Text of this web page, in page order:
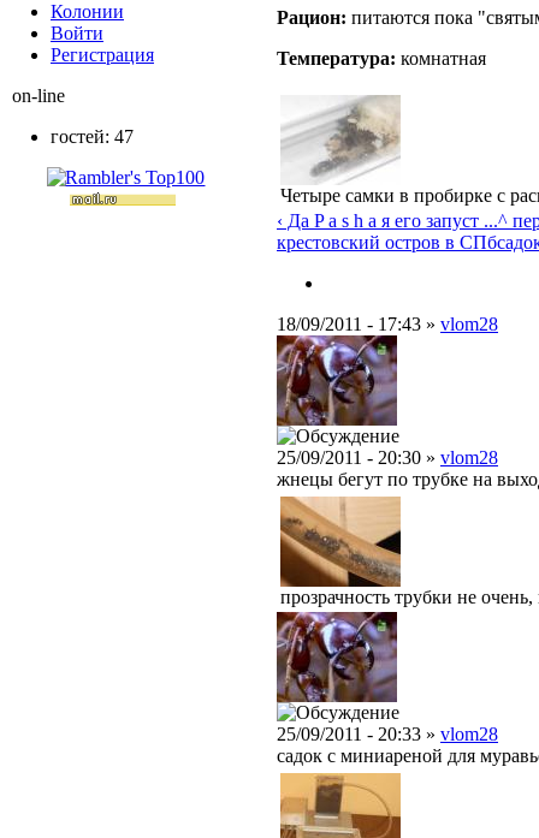
Рацион: питаются пока
Температура: комнатная
Четыре самки в пробирке с
‹ Да P a s h a я его запуст ...^
крестовский остров в СПб
18/09/2011 - 17:43 » vlom28
25/09/2011 - 20:30 » vlom28
жнецы бегут по трубке на
прозрачность трубки не очень,
25/09/2011 - 20:33 » vlom28
садок с миниареной для
Колонии
Войти
Peгиcтpaция
on-line
гостей: 47